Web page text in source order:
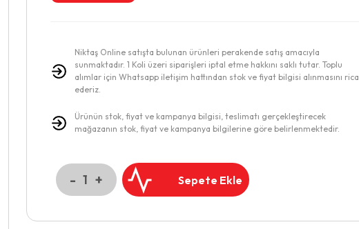
Niktaş Online satışta bulunan ürünleri perakende satış amacıyla
sunmaktadır. 1 Koli üzeri siparişleri iptal etme hakkını saklı tutar. Toplu
alımlar için Whatsapp iletişim hattından stok ve fiyat bilgisi alınmasını rica
ederiz.
Ürünün stok, fiyat ve kampanya bilgisi, teslimatı gerçekleştirecek
mağazanın stok, fiyat ve kampanya bilgilerine göre belirlenmektedir.
- 1 + Sepete Ekle